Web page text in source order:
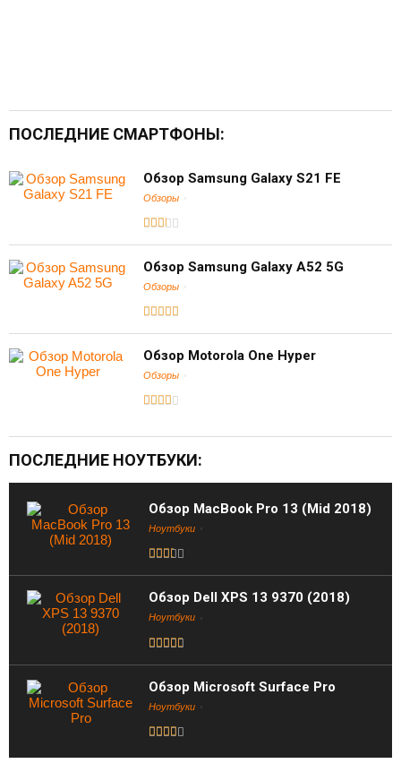
ПОСЛЕДНИЕ СМАРТФОНЫ:
Обзор Samsung Galaxy S21 FE
Обзоры
Обзор Samsung Galaxy A52 5G
Обзоры
Обзор Motorola One Hyper
Обзоры
ПОСЛЕДНИЕ НОУТБУКИ:
Обзор MacBook Pro 13 (Mid 2018)
Ноутбуки
Обзор Dell XPS 13 9370 (2018)
Ноутбуки
Обзор Microsoft Surface Pro
Ноутбуки